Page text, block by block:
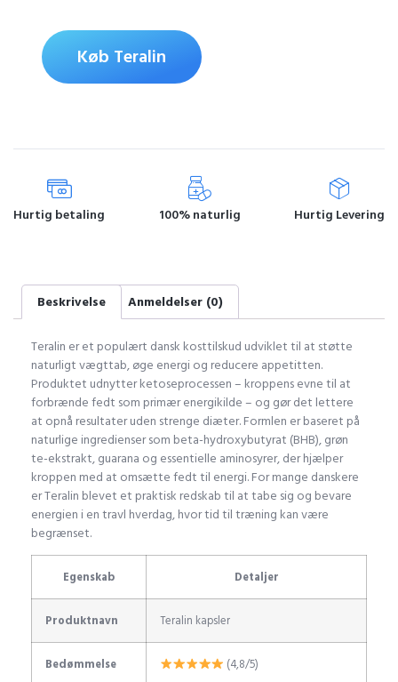
Køb Teralin
Hurtig betaling 100% naturlig Hurtig Levering
Beskrivelse Anmeldelser (0)
Teralin er et populært dansk kosttilskud udviklet til at støtte
naturligt vægttab, øge energi og reducere appetitten.
Produktet udnytter ketoseprocessen – kroppens evne til at
forbrænde fedt som primær energikilde – og gør det lettere
at opnå resultater uden strenge diæter. Formlen er baseret på
naturlige ingredienser som beta-hydroxybutyrat (BHB), grøn
te-ekstrakt, guarana og essentielle aminosyrer, der hjælper
kroppen med at omsætte fedt til energi. For mange danskere
er Teralin blevet et praktisk redskab til at tabe sig og bevare
energien i en travl hverdag, hvor tid til træning kan være
begrænset.
Egenskab Detaljer
Produktnavn Teralin kapsler
Bedømmelse (4,8/5)